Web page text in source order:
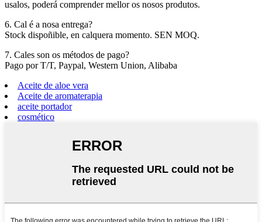
usalos, poderá comprender mellor os nosos produtos.
6. Cal é a nosa entrega?
Stock dispoñible, en calquera momento. SEN MOQ.
7. Cales son os métodos de pago?
Pago por T/T, Paypal, Western Union, Alibaba
Aceite de aloe vera
Aceite de aromaterapia
aceite portador
cosmético